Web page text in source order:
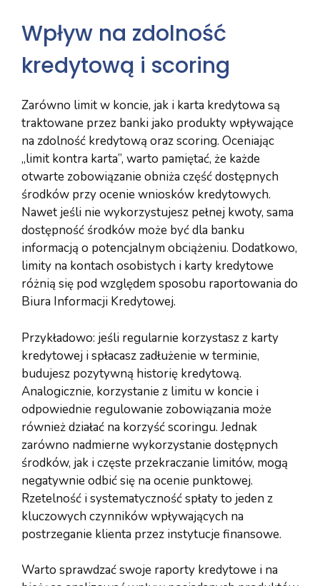
Wpływ na zdolność
kredytową i scoring
Zarówno limit w koncie, jak i karta kredytowa są
traktowane przez banki jako produkty wpływające
na zdolność kredytową oraz scoring. Oceniając
„limit kontra karta”, warto pamiętać, że każde
otwarte zobowiązanie obniża część dostępnych
środków przy ocenie wniosków kredytowych.
Nawet jeśli nie wykorzystujesz pełnej kwoty, sama
dostępność środków może być dla banku
informacją o potencjalnym obciążeniu. Dodatkowo,
limity na kontach osobistych i karty kredytowe
różnią się pod względem sposobu raportowania do
Biura Informacji Kredytowej.
Przykładowo: jeśli regularnie korzystasz z karty
kredytowej i spłacasz zadłużenie w terminie,
budujesz pozytywną historię kredytową.
Analogicznie, korzystanie z limitu w koncie i
odpowiednie regulowanie zobowiązania może
również działać na korzyść scoringu. Jednak
zarówno nadmierne wykorzystanie dostępnych
środków, jak i częste przekraczanie limitów, mogą
negatywnie odbić się na ocenie punktowej.
Rzetelność i systematyczność spłaty to jeden z
kluczowych czynników wpływających na
postrzeganie klienta przez instytucje finansowe.
Warto sprawdzać swoje raporty kredytowe i na